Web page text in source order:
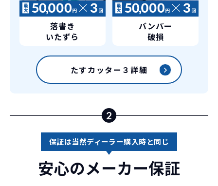
落書き
いたずら
バンパー
破損
たすカッター３詳細
2
保証は当然ディーラー購入時と同じ
安心のメーカー保証